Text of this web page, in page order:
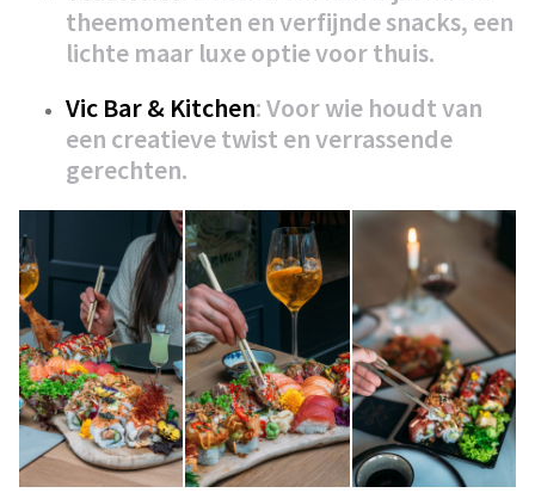
theemomenten en verfijnde snacks, een
lichte maar luxe optie voor thuis.
Vic Bar & Kitchen: Voor wie houdt van
een creatieve twist en verrassende
gerechten.